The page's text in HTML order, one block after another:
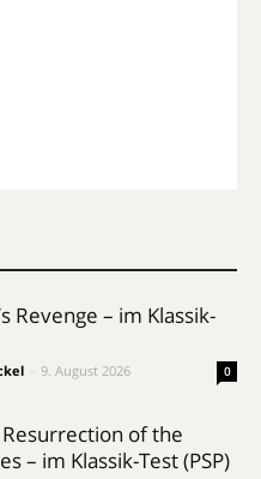
Revenge – im Klassik-
9. August 2026 0
of the
– im Klassik-Test (PSP)